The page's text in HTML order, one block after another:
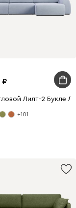
Лилт-2 Букле
+101